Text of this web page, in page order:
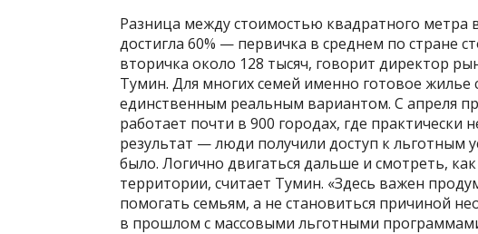
Разница между стоимостью квадратного метра
достигла 60% — первичка в среднем по стране
вторичка около 128 тысяч, говорит директор
Тумин. Для многих семей именно готовое жилье
единственным реальным вариантом. С апреля
работает почти в 900 городах, где практически
результат — люди получили доступ к льготным
было. Логично двигаться дальше и смотреть,
территории, считает Тумин. «Здесь важен
помогать семьям, а не становиться причиной
в прошлом с массовыми льготными